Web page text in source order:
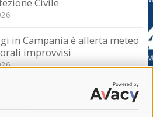
Civile
in Campania è allerta meteo
improvvisi
sabato interrotta la linea Eav